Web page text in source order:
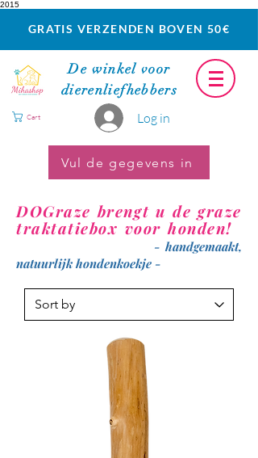
2015
GRATIS VERZENDEN BOVEN 50€
De winkel voor
dierenliefhebbers
Log in
Cart
Vul de gegevens in
DOGraze brengt u de graze
traktatiebox voor honden!
- handgemaakt,
natuurlijk hondenkoekje -